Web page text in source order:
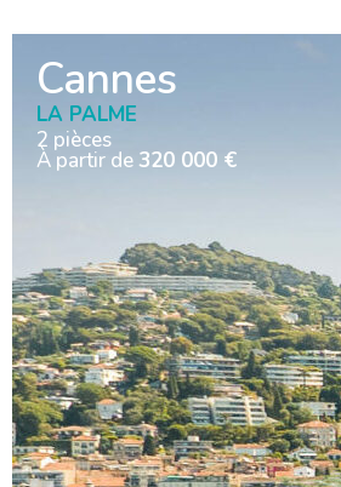
Cannes
LA PALME
2 pièces
À partir de320 000 €